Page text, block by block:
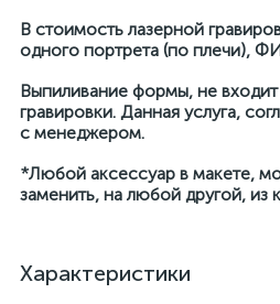
В стоимость лазерной
одного портрета (по плечи),
Выпиливание формы, не
гравировки. Данная услуга,
с менеджером.
*Любой аксессуар в макете,
заменить, на любой другой, из
Характеристики